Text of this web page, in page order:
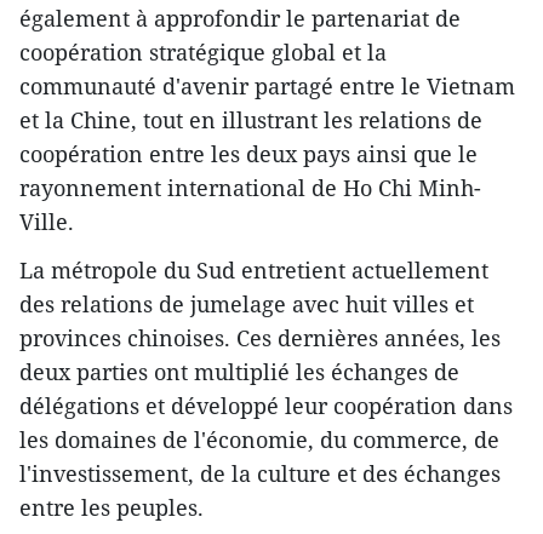
également à approfondir le partenariat de
coopération stratégique global et la
communauté d'avenir partagé entre le Vietnam
et la Chine, tout en illustrant les relations de
coopération entre les deux pays ainsi que le
rayonnement international de Ho Chi Minh-
Ville.
La métropole du Sud entretient actuellement
des relations de jumelage avec huit villes et
provinces chinoises. Ces dernières années, les
deux parties ont multiplié les échanges de
délégations et développé leur coopération dans
les domaines de l'économie, du commerce, de
l'investissement, de la culture et des échanges
entre les peuples.